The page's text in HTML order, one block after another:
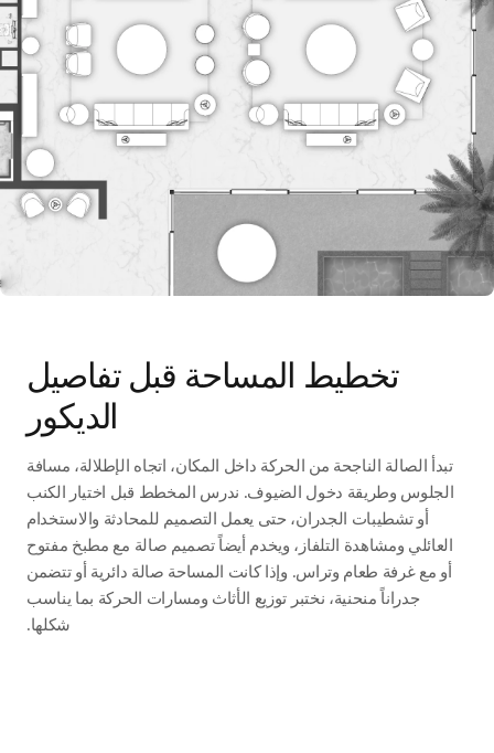
تخطيط المساحة قبل تفاصيل
الديكور
تبدأ الصالة الناجحة من الحركة داخل المكان، اتجاه الإطلالة، مسافة
الجلوس وطريقة دخول الضيوف. ندرس المخطط قبل اختيار الكنب
أو تشطيبات الجدران، حتى يعمل التصميم للمحادثة والاستخدام
العائلي ومشاهدة التلفاز، ويخدم أيضاً تصميم صالة مع مطبخ مفتوح
أو مع غرفة طعام وتراس. وإذا كانت المساحة صالة دائرية أو تتضمن
جدراناً منحنية، نختبر توزيع الأثاث ومسارات الحركة بما يناسب
شكلها.